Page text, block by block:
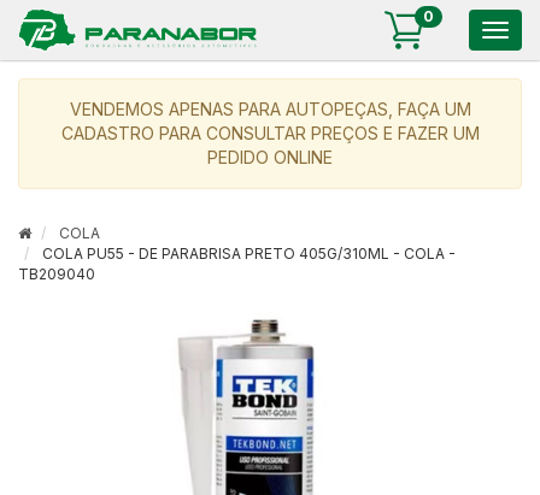
0
VENDEMOS APENAS PARA AUTOPEÇAS, FAÇA UM
CADASTRO PARA CONSULTAR PREÇOS E FAZER UM
PEDIDO ONLINE
COLA
COLA PU55 - DE PARABRISA PRETO 405G/310ML - COLA -
TB209040